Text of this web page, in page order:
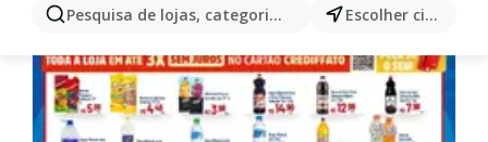
Pesquisa de lojas, categorias,produtos... Escolher cidade